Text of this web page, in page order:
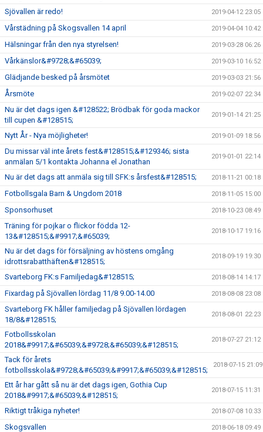
Sjövallen är redo! 2019-04-12 23:05
Vårstädning på Skogsvallen 14 april 2019-04-04 10:42
Hälsningar från den nya styrelsen! 2019-03-28 06:26
Vårkänslor&#9728;&#65039; 2019-03-10 16:52
Glädjande besked på årsmötet 2019-03-03 21:56
Årsmöte 2019-02-07 22:34
Nu är det dags igen &#128522; Brödbak för goda mackor
till cupen &#128515;
2019-01-14 21:25
Nytt År - Nya möjligheter! 2019-01-09 18:56
Du missar väl inte årets fest&#128515;&#129346; sista
anmälan 5/1 kontakta Johanna el Jonathan
2019-01-01 22:14
Nu är det dags att anmäla sig till SFK:s årsfest&#128515; 2018-11-21 00:18
Fotbollsgala Barn & Ungdom 2018 2018-11-05 15:00
Sponsorhuset 2018-10-23 08:49
Träning för pojkar o flickor födda 12-
13&#128515;&#9917;&#65039;
2018-10-17 19:16
Nu är det dags för försäljning av höstens omgång
idrottsrabatthäften&#128515;
2018-09-19 19:30
Svarteborg FK:s Familjedag&#128515; 2018-08-14 14:17
Fixardag på Sjövallen lördag 11/8 9.00-14.00 2018-08-08 23:08
Svarteborg FK håller familjedag på Sjövallen lördagen
18/8&#128515;
2018-08-01 22:23
Fotbollsskolan
2018&#9917;&#65039;&#9728;&#65039;&#128515;
2018-07-27 21:12
Tack för årets
fotbollsskola&#9728;&#65039;&#9917;&#65039;&#128515;
2018-07-15 21:09
Ett år har gått så nu är det dags igen, Gothia Cup
2018&#9917;&#65039;&#128515;
2018-07-15 11:31
Riktigt tråkiga nyheter! 2018-07-08 10:33
Skogsvallen 2018-06-18 09:49